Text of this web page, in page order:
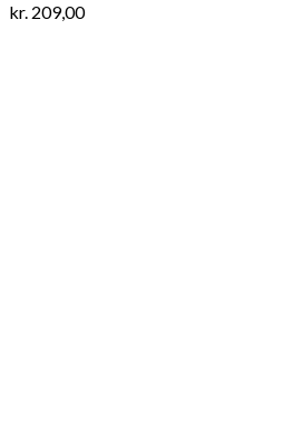
kr. 209,00